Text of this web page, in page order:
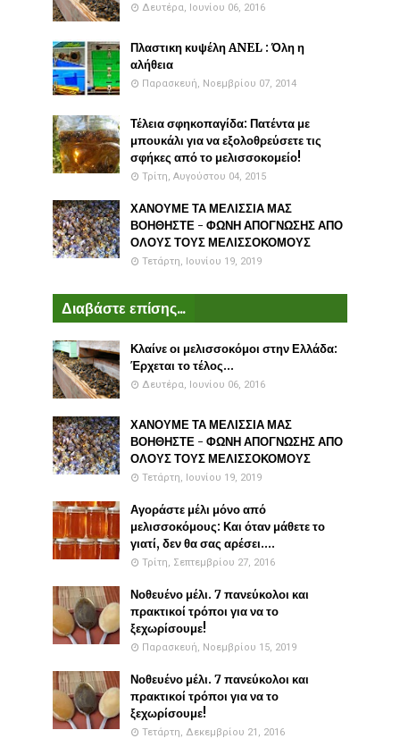
Δευτέρα, Ιουνίου 06, 2016
Πλαστικη κυψέλη ANEL : Όλη η
αλήθεια
Παρασκευή, Νοεμβρίου 07, 2014
Τέλεια σφηκοπαγίδα: Πατέντα με
μπουκάλι για να εξολοθρεύσετε τις
σφήκες από το μελισσοκομείο!
Τρίτη, Αυγούστου 04, 2015
ΧΑΝΟΥΜΕ ΤΑ ΜΕΛΙΣΣΙΑ ΜΑΣ
ΒΟΗΘΗΣΤΕ - ΦΩΝΗ ΑΠΟΓΝΩΣΗΣ ΑΠΟ
ΟΛΟΥΣ ΤΟΥΣ ΜΕΛΙΣΣΟΚΟΜΟΥΣ
Τετάρτη, Ιουνίου 19, 2019
Διαβάστε επίσης...
Κλαίνε οι μελισσοκόμοι στην Ελλάδα:
Έρχεται το τέλος...
Δευτέρα, Ιουνίου 06, 2016
ΧΑΝΟΥΜΕ ΤΑ ΜΕΛΙΣΣΙΑ ΜΑΣ
ΒΟΗΘΗΣΤΕ - ΦΩΝΗ ΑΠΟΓΝΩΣΗΣ ΑΠΟ
ΟΛΟΥΣ ΤΟΥΣ ΜΕΛΙΣΣΟΚΟΜΟΥΣ
Τετάρτη, Ιουνίου 19, 2019
Αγοράστε μέλι μόνο από
μελισσοκόμους: Και όταν μάθετε το
γιατί, δεν θα σας αρέσει....
Τρίτη, Σεπτεμβρίου 27, 2016
Νοθευένο μέλι. 7 πανεύκολοι και
πρακτικοί τρόποι για να το
ξεχωρίσουμε!
Παρασκευή, Νοεμβρίου 15, 2019
Νοθευένο μέλι. 7 πανεύκολοι και
πρακτικοί τρόποι για να το
ξεχωρίσουμε!
Τετάρτη, Δεκεμβρίου 21, 2016